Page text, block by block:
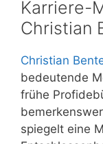
Karriere-
Christian
Christian
bedeutende
frühe
spiegelt eine